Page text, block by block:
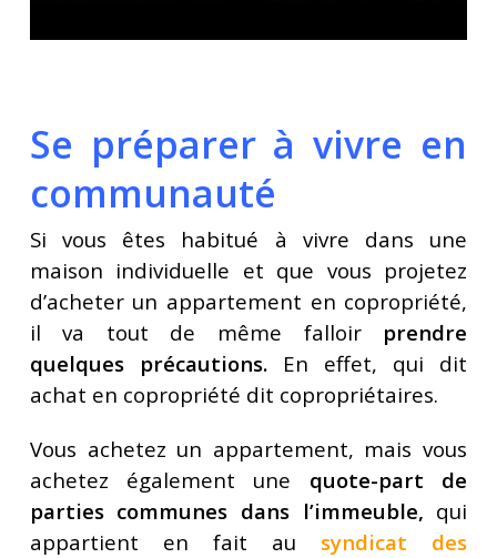
Se préparer à vivre en
communauté
Si vous êtes habitué à vivre dans une
maison individuelle et que vous projetez
d’acheter un appartement en copropriété,
il va tout de même falloir prendre
quelques précautions.En effet, qui dit
achat en copropriété dit copropriétaires.
Vous achetez un appartement, mais vous
achetez également une quote-part de
parties communes dans l’immeuble, qui
appartient en fait au syndicat des